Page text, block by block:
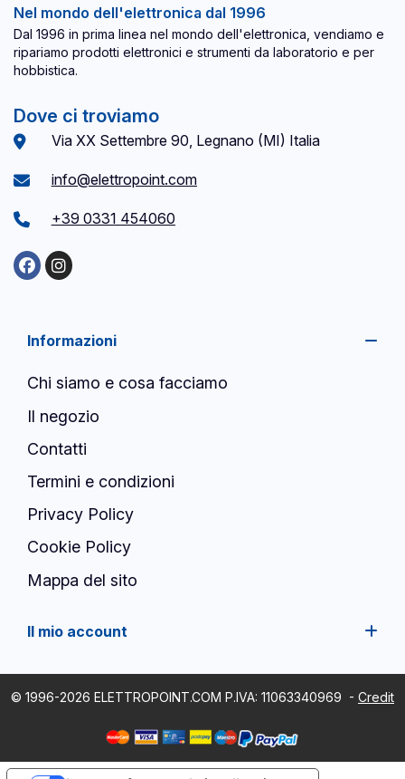
Nel mondo dell'elettronica dal 1996
Dal 1996 in prima linea nel mondo dell'elettronica, vendiamo e
ripariamo prodotti elettronici e strumenti da laboratorio e per
hobbistica.
Dove ci troviamo
Via XX Settembre 90, Legnano (MI) Italia
info@elettropoint.com
+39 0331 454060
Informazioni
Chi siamo e cosa facciamo
Il negozio
Contatti
Termini e condizioni
Privacy Policy
Cookie Policy
Mappa del sito
Il mio account
© 1996-2026 ELETTROPOINT.COM P.IVA: 11063340969 - Credit